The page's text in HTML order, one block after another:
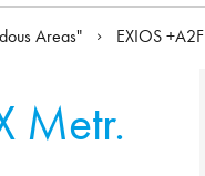
Areas" EXIOS +A2F
Metr.